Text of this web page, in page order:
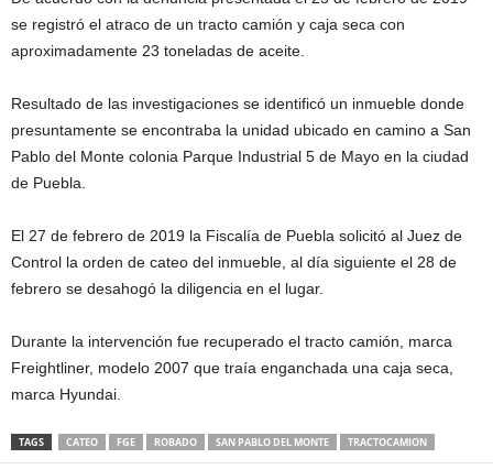
se registró el atraco de un tracto camión y caja seca con
aproximadamente 23 toneladas de aceite.
Resultado de las investigaciones se identificó un inmueble donde
presuntamente se encontraba la unidad ubicado en camino a San
Pablo del Monte colonia Parque Industrial 5 de Mayo en la ciudad
de Puebla.
El 27 de febrero de 2019 la Fiscalía de Puebla solicitó al Juez de
Control la orden de cateo del inmueble, al día siguiente el 28 de
febrero se desahogó la diligencia en el lugar.
Durante la intervención fue recuperado el tracto camión, marca
Freightliner, modelo 2007 que traía enganchada una caja seca,
marca Hyundai.
TAGS CATEO FGE ROBADO SAN PABLO DEL MONTE TRACTOCAMION